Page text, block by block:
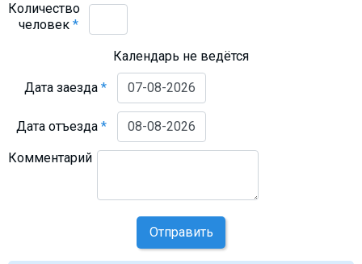
Количество
человек*
Календарь не ведётся
Дата заезда*
Дата отъезда*
Комментарий
Отправить